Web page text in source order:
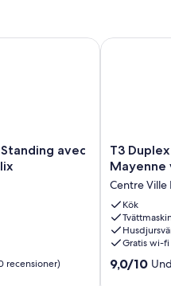
avec
recensioner)
avec Parking, Wifi,
T3
Duplex
60m²
~
2
bedrooms
~
Mayenne
view
T3
Mayenne
Centre Ville
Kök
Gratis wi-fi
9.0
9,0/10
T3 Duplex